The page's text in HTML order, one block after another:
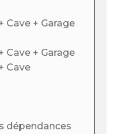
Cave + Garage
Cave + Garage
Cave
dépendances